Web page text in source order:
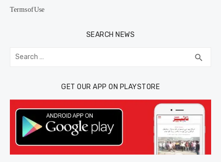
Terms of Use
SEARCH NEWS
Search
for: search
GET OUR APP ON PLAYSTORE